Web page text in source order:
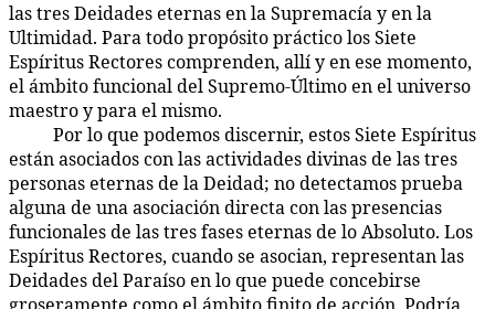
las tres Deidades eternas en la Supremacía y en la
Ultimidad. Para todo propósito práctico los Siete
Espíritus Rectores comprenden, allí y en ese momento,
el ámbito funcional del Supremo-Último en el universo
maestro y para el mismo.
Por lo que podemos discernir, estos Siete Espíritus
están asociados con las actividades divinas de las tres
personas eternas de la Deidad; no detectamos prueba
alguna de una asociación directa con las presencias
funcionales de las tres fases eternas de lo Absoluto. Los
Espíritus Rectores, cuando se asocian, representan las
Deidades del Paraíso en lo que puede concebirse